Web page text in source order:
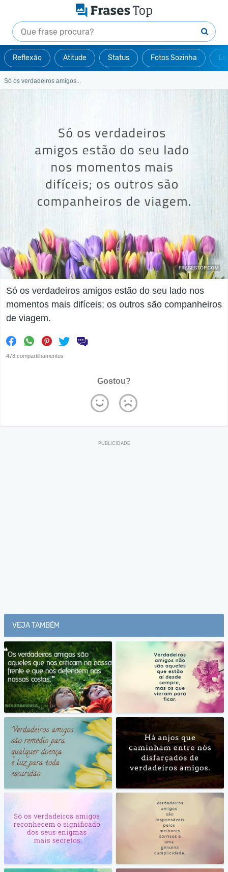
Reflexão Atitude Status Fotos Sozinha
Só os verdadeiros amigos...
Só os verdadeiros amigos estão do seu lado nos
momentos mais difíceis; os outros são companheiros
de viagem.
478 compartilhamentos
Gostou?
VEJA TAMBÉM